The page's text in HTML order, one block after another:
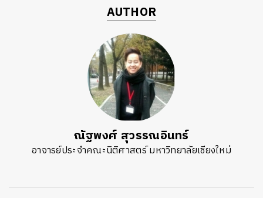
AUTHOR
ณัฐพงศ์ สุวรรณอินทร์
อาจารย์ประจำคณะนิติศาสตร์ มหาวิทยาลัยเชียงใหม่